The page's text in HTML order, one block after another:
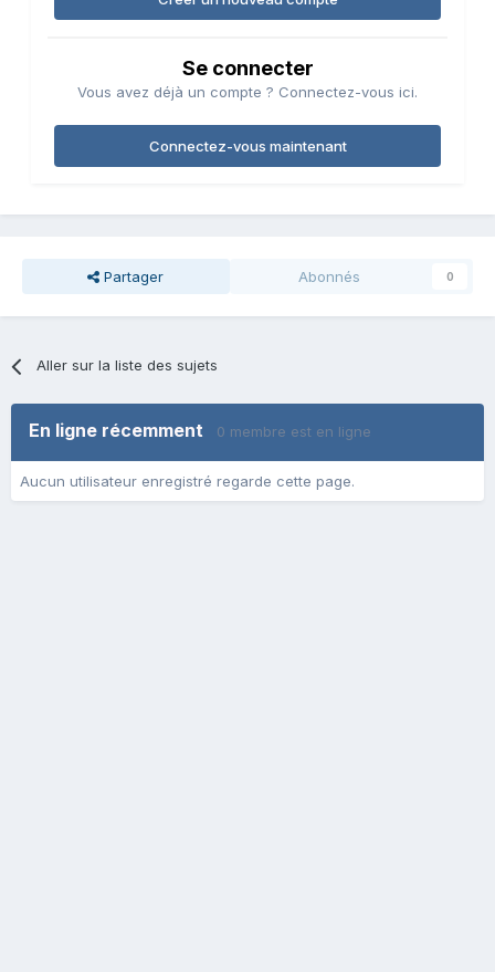
Se connecter
Vous avez déjà un compte ? Connectez-vous ici.
Connectez-vous maintenant
Partager Abonnés 0
Aller sur la liste des sujets
En ligne récemment 0 membre est en ligne
Aucun utilisateur enregistré regarde cette page.